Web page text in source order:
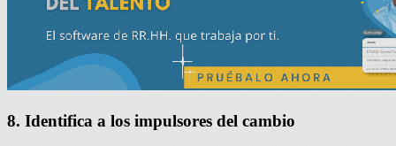
8. Identifica a los impulsores del cambio